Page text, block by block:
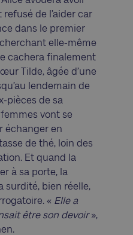
de l’aider car
dans le premier
elle-même
cachera finalement
Tilde, âgée d’une
lendemain de
pièces de sa
vont se
échanger en
de thé, loin des
Et quand la
à sa porte, la
surdité, bien réelle,
« Elle a
être son devoir»,